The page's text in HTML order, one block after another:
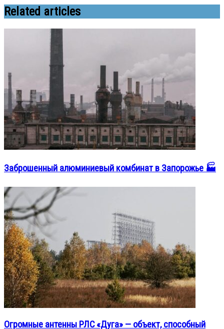
Related articles
Заброшенный алюминиевый комбинат в Запорожье 🏭
Огромные антенны РЛС «Дуга» — объект, способный